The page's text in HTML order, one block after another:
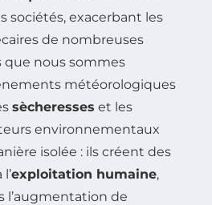
sociétés, exacerbant les
de nombreuses
que nous sommes
météorologiques
sècheresses et les
environnementaux
isolée : ils créent des
exploitation humaine,
l’augmentation de